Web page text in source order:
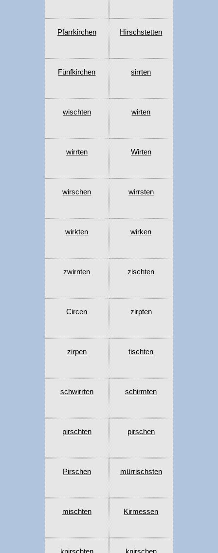
Pfarrkirchen Hirschstetten
Fünfkirchen sirrten
wischten wirten
wirrten Wirten
wirschen wirrsten
wirkten wirken
zwirnten zischten
Circen zirpten
zirpen tischten
schwirrten schirmten
pirschten pirschen
Pirschen mürrischsten
mischten Kirmessen